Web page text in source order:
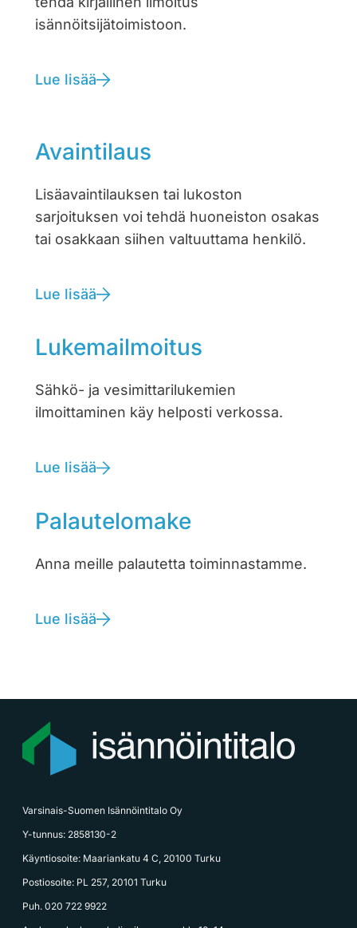
isännöitsijätoimistoon.
Lue lisää
Avaintilaus
Lisäavaintilauksen tai lukoston
sarjoituksen voi tehdä huoneiston osakas
tai osakkaan siihen valtuuttama henkilö.
Lue lisää
Lukemailmoitus
Sähkö- ja vesimittarilukemien
ilmoittaminen käy helposti verkossa.
Lue lisää
Palautelomake
Anna meille palautetta toiminnastamme.
Lue lisää
Varsinais-Suomen Isännöintitalo Oy
Y-tunnus: 2858130-2
Käyntiosoite: Maariankatu 4 C, 20100 Turku
Postiosoite: PL 257, 20101 Turku
Puh. 020 722 9922